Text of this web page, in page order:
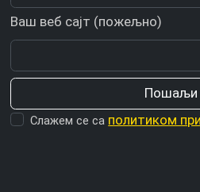
Ваш веб сајт (пожељно)
Слажем се са политиком